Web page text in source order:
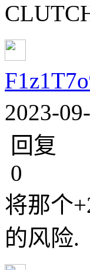
2023-
回复
0
将那个
的风险.